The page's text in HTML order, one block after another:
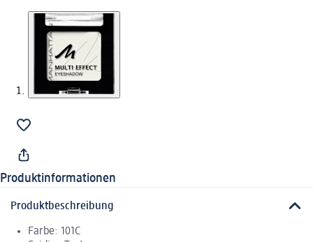
Produktinformationen
Produktbeschreibung
Farbe: 101C